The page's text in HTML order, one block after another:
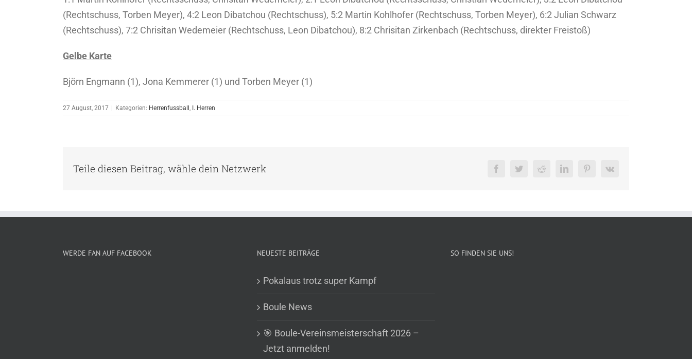
(Rechtschuss, Torben Meyer), 4:2 Leon Dibatchou (Rechtschuss), 5:2 Martin Kohlhofer (Rechtschuss, Torben Meyer), 6:2 Julian Schwarz
(Rechtschuss), 7:2 Chrisitan Wedemeier (Rechtschuss, Leon Dibatchou), 8:2 Chrisitan Zirkenbach (Rechtschuss, direkter Freistoß)
Gelbe Karte
Björn Engmann (1), Jona Kemmerer (1) und Torben Meyer (1)
27 August, 2017 Kategorien: Herrenfussball , I. Herren
Teile diesen Beitrag, wähle dein Netzwerk FacebookTwitterRedditLinkedInPinterestVk
WERDE FAN AUF FACEBOOK NEUESTE BEITRÄGE
Pokalaus trotz super Kampf
Boule News
🎯 Boule-Vereinsmeisterschaft 2026 –
Jetzt anmelden!
SO FINDEN SIE UNS!